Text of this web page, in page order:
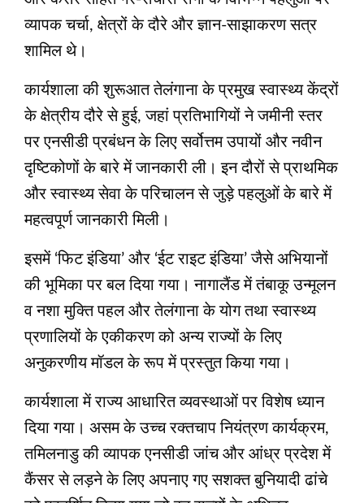
व्यापक चर्चा, क्षेत्रों के दौरे और ज्ञान-साझाकरण सत्र
शामिल थे।
कार्यशाला की शुरूआत तेलंगाना के प्रमुख स्वास्थ्य केंद्रों
के क्षेत्रीय दौरे से हुई, जहां प्रतिभागियों ने जमीनी स्तर
पर एनसीडी प्रबंधन के लिए सर्वोत्तम उपायों और नवीन
दृष्टिकोणों के बारे में जानकारी ली। इन दौरों से प्राथमिक
और स्वास्थ्य सेवा के परिचालन से जुड़े पहलुओं के बारे में
महत्वपूर्ण जानकारी मिली।
इसमें ‘फिट इंडिया’ और ‘ईट राइट इंडिया’ जैसे अभियानों
की भूमिका पर बल दिया गया। नागालैंड में तंबाकू उन्‍मूलन
व नशा मुक्ति पहल और तेलंगाना के योग तथा स्वास्थ्य
प्रणालियों के एकीकरण को अन्य राज्यों के लिए
अनुकरणीय मॉडल के रूप में प्रस्‍तुत किया गया।
कार्यशाला में राज्य आधारित व्‍यवस्‍थाओं पर विशेष ध्यान
दिया गया। असम के उच्च रक्तचाप नियंत्रण कार्यक्रम,
तमिलनाडु की व्यापक एनसीडी जांच और आंध्र प्रदेश में
कैंसर से लड़ने के लिए अपनाए गए सशक्‍त बुनियादी ढांचे